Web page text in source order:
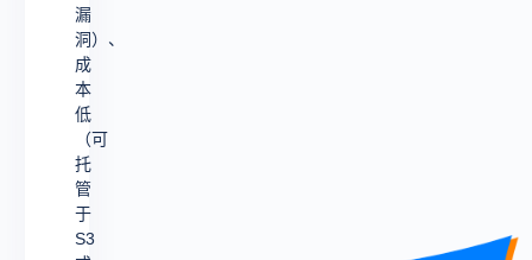
漏
洞）、
成
本
低
（可
托
管
于
S3